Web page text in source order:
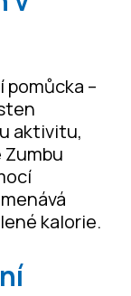
pomůcka –
aktivitu,
kalorie.